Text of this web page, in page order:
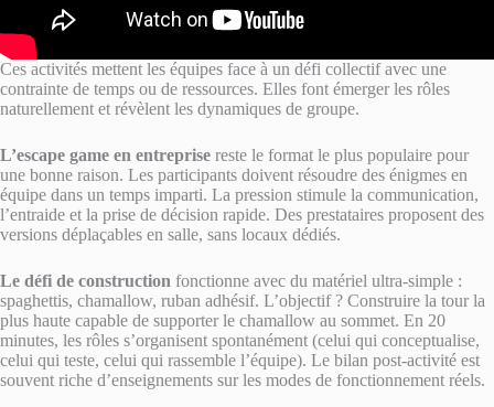
Ces activités mettent les équipes face à un défi collectif avec une
contrainte de temps ou de ressources. Elles font émerger les rôles
naturellement et révèlent les dynamiques de groupe.
L’escape game en entreprise reste le format le plus populaire pour
une bonne raison. Les participants doivent résoudre des énigmes en
équipe dans un temps imparti. La pression stimule la communication,
l’entraide et la prise de décision rapide. Des prestataires proposent des
versions déplaçables en salle, sans locaux dédiés.
Le défi de construction fonctionne avec du matériel ultra-simple :
spaghettis, chamallow, ruban adhésif. L’objectif ? Construire la tour la
plus haute capable de supporter le chamallow au sommet. En 20
minutes, les rôles s’organisent spontanément (celui qui conceptualise,
celui qui teste, celui qui rassemble l’équipe). Le bilan post-activité est
souvent riche d’enseignements sur les modes de fonctionnement réels.